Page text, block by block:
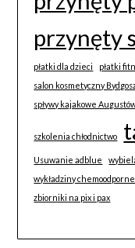
przynęty
płatki dla dzieci płatki
salon kosmetyczny
spływy kajakowe
szkolenia chłodnictwo
Usuwanie adblue
wykładziny chemoodporne
zbiorniki na pix i pax